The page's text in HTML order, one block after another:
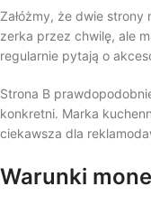
Załóżmy, że dwie
zerka przez chwilę, ale
regularnie pytają o
Strona B
konkretni. Marka
ciekawsza dla
Warunki